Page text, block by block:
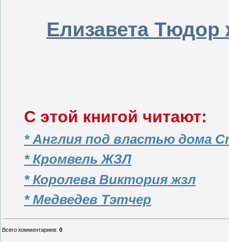
Елизавета Тюдор
С этой книгой читают:
* Англия под властью дома
* Кромвель ЖЗЛ
* Королева Виктория жзл
* Медведев Тэтчер
Всего комментариев: 0